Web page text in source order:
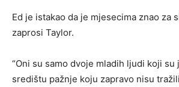
Ed je istakao da je mjesecima znao za
zaprosi Taylor.
“Oni su samo dvoje mladih ljudi koji su
središtu pažnje koju zapravo nisu